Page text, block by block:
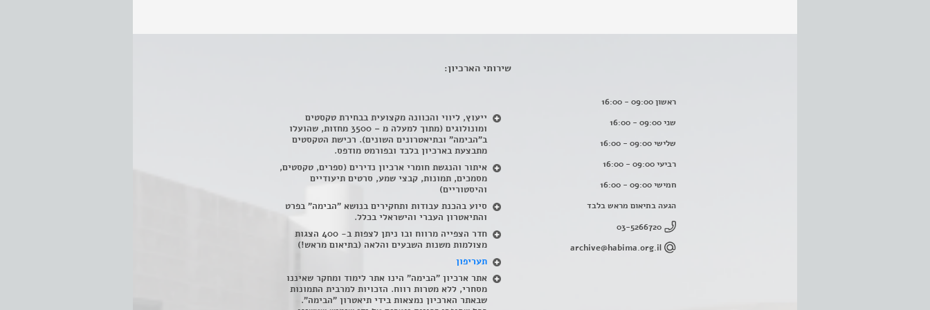
ראשון 09:00 - 16:00
שני 09:00 - 16:00
שלישי 09:00 - 16:00
רביעי 09:00 - 16:00
חמישי 09:00 - 16:00
הגעה בתיאום מראש בלבד
03-5266720
archive@habima.org.il
שירותי הארכיון:
ייעוץ, ליווי והכוונה מקצועית בבחירת טקסטים
ומונולוגים (מתוך למעלה מ – 3500 מחזות, שהועלו
ב"הבימה" ובתיאטרונים השונים). רכישת הטקסטים
מתבצעת בארכיון בלבד ובפורמט מודפס.
איתור והנגשת חומרי ארכיון נדירים (ספרים, טקסטים,
מסמכים, תמונות, קבצי שמע, סרטים תיעודיים
והיסטוריים)
סיוע בהכנת עבודות ותחקירים בנושא "הבימה" בפרט
והתיאטרון העברי והישראלי בכלל.
חדר הצפייה מרווח ובו ניתן לצפות ב- 400 הצגות
מצולמות משנות השבעים והלאה (בתיאום מראש!)
תעריפון
אתר ארכיון "הבימה" הינו אתר לימוד ומחקר שאיננו
מסחרי, ללא מטרות רווח. הזכויות למרבית התמונות
שבאתר הארכיון נמצאות בידי תיאטרון "הבימה".